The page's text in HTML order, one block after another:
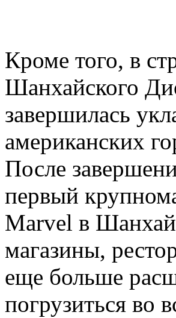
Кроме того, в
Шанхайского
завершилась
американских
После
первый
Marvel в
магазины,
еще больше
погрузиться во